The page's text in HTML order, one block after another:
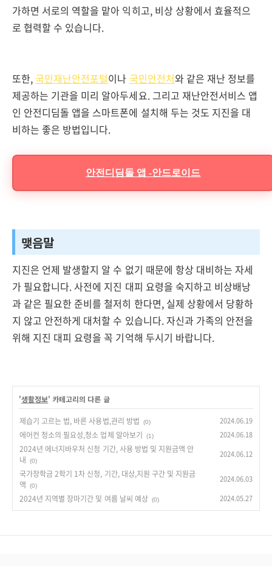
가하면 서로의 역할을 맡아 익히고, 비상 상황에서 효율적으
로 협력할 수 있습니다.
또한,국민재난안전포털이나 국민안전처와 같은 재난 정보를
제공하는 기관을 미리 알아두세요. 그리고 재난안전서비스 앱
인 안전디딤돌 앱을 스마트폰에 설치해 두는 것도 지진을 대
비하는 좋은 방법입니다.
안전디딤돌 앱 -안드로이드
맺음말
지진은 언제 발생할지 알 수 없기 때문에 항상 대비하는 자세
가 필요합니다. 사전에 지진 대피 요령을 숙지하고 비상배낭
과 같은 필요한 준비를 철저히 한다면, 실제 상황에서 당황하
지 않고 안전하게 대처할 수 있습니다. 자신과 가족의 안전을
위해 지진 대피 요령을 꼭 기억해 두시기 바랍니다.
'생활정보' 카테고리의 다른 글
제습기 고르는 법, 바른 사용법,관리 방법 (0) 2024.06.19
에어컨 청소의 필요성,청소 업체 알아보기 (1) 2024.06.18
2024년 에너지바우처 신청 기간, 사용 방법 및 지원금액 안
내
(0)
2024.06.12
국가장학금 2학기 1차 신청, 기간, 대상,지원 구간 및 지원금
액
(0)
2024.06.03
2024년 지역별 장마기간 및 여름 날씨 예상 (0) 2024.05.27